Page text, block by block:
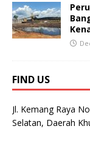
FIND US
Jl. Kemang Raya
Selatan, Daerah